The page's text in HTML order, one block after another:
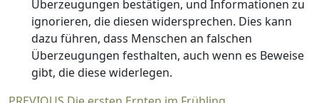
Überzeugungen bestätigen, und Informationen zu
ignorieren, die diesen widersprechen. Dies kann
dazu führen, dass Menschen an falschen
Überzeugungen festhalten, auch wenn es Beweise
gibt, die diese widerlegen.